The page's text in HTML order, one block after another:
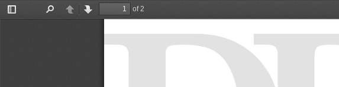
Toggle
PreviousNext
of 2